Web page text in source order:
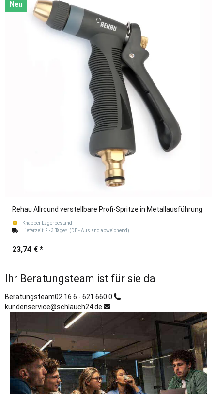
Neu
Rehau Allround verstellbare Profi-Spritze in Metallausführung
Knapper Lagerbestand
Lieferzeit: 2 - 3 Tage* (DE - Ausland abweichend)
23,74 € *
Ihr Beratungsteam ist für sie da
Beratungsteam02 16 6 - 621 660 0
kundenservice@schlauch24.de